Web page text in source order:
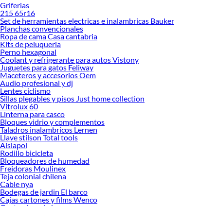
Desde remodelaciones hasta proyectos de decoración, estamos aquí para hacer
tus ideas realidad. ¡Visítanos y encuentra todo lo que tenemos para ofrecerte en
Monomando y llave de ducha!
Explora la variedad de productos de Monomando y llave de ducha en
Sodimac
Herramientas, materiales y accesorios de calidad para tus proyectos y
renovación de espacios. ¡Visítanos y descubre todo lo que tenemos para
ofrecerte!
Encuentra una amplia variedad de productos de Monomando y llave de ducha
en Sodimac. Encuentra todo lo necesario para tus proyectos de renovación y
decoración. ¡Visítanos y haz tus ideas realidad!
Griferias
215 65r16
Set de herramientas electricas e inalambricas Bauker
Planchas convencionales
Ropa de cama Casa cantabria
Kits de peluqueria
Perno hexagonal
Coolant y refrigerante para autos Vistony
Juguetes para gatos Feliway
Maceteros y accesorios Oem
Audio profesional y dj
Lentes ciclismo
Sillas plegables y pisos Just home collection
Vitrolux 60
Linterna para casco
Bloques vidrio y complementos
Taladros inalambricos Lernen
Llave stilson Total tools
Aislapol
Rodillo bicicleta
Bloqueadores de humedad
Freidoras Moulinex
Teja colonial chilena
Cable nya
Bodegas de jardin El barco
Cajas cartones y films Wenco